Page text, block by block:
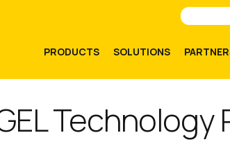
PRODUCTS SOLUTIONS